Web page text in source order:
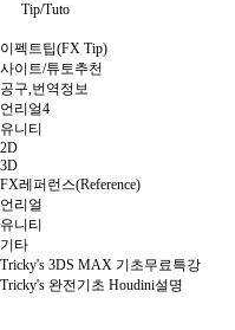
Tip/Tuto
이펙트팁(FX Tip)
사이트/튜토추천
공구,번역정보
언리얼4
유니티
2D
3D
FX레퍼런스(Reference)
언리얼
유니티
기타
Tricky's 3DS MAX 기초무료특강
Tricky's 완전기초 Houdini설명